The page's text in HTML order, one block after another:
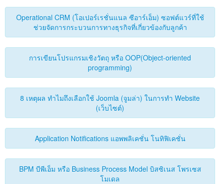
ร่วมงานกับเรา
ช่วยเหลือ
ติดต่อเรา
Operational CRM (โอเปอร์เรชั่นแนล ซีอาร์เอ็ม) ซอฟต์แวร์ที่ใช้
ช่วยจัดการกระบวนการทางธุรกิจที่เกี่ยวข้องกับลูกค้า
การเขียนโปรแกรมเชิงวัตถุ หรือ OOP(Object-oriented
programming)
8 เหตุผล ทำไมถึงเลือกใช้ Joomla (จูมล่า) ในการทำ Website
(เว็บไซต์)
Application Notifications แอพพลิเคชั่น โนทิฟิเคชั่น
BPM บีพีเอ็ม หรือ Business Process Model บิสซิเนส โพรเซส
โมเดล